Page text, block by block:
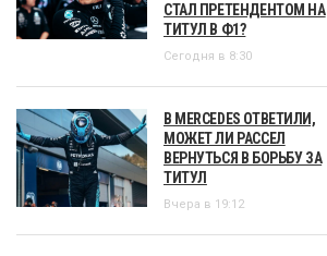
СТАЛ ПРЕТЕНДЕНТОМ НА
ТИТУЛ В Ф1?
Сегодня в 8:30
В MERCEDES ОТВЕТИЛИ,
МОЖЕТ ЛИ РАССЕЛ
ВЕРНУТЬСЯ В БОРЬБУ ЗА
ТИТУЛ
Вчера в 19:12